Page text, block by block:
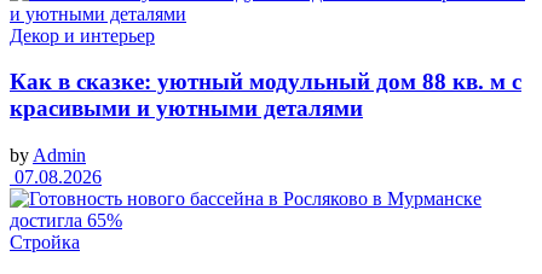
Декор и интерьер
Как в сказке: уютный модульный дом 88 кв. м с
красивыми и уютными деталями
by Admin
07.08.2026
Стройка